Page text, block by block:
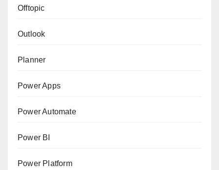
Offtopic
Outlook
Planner
Power Apps
Power Automate
Power BI
Power Platform